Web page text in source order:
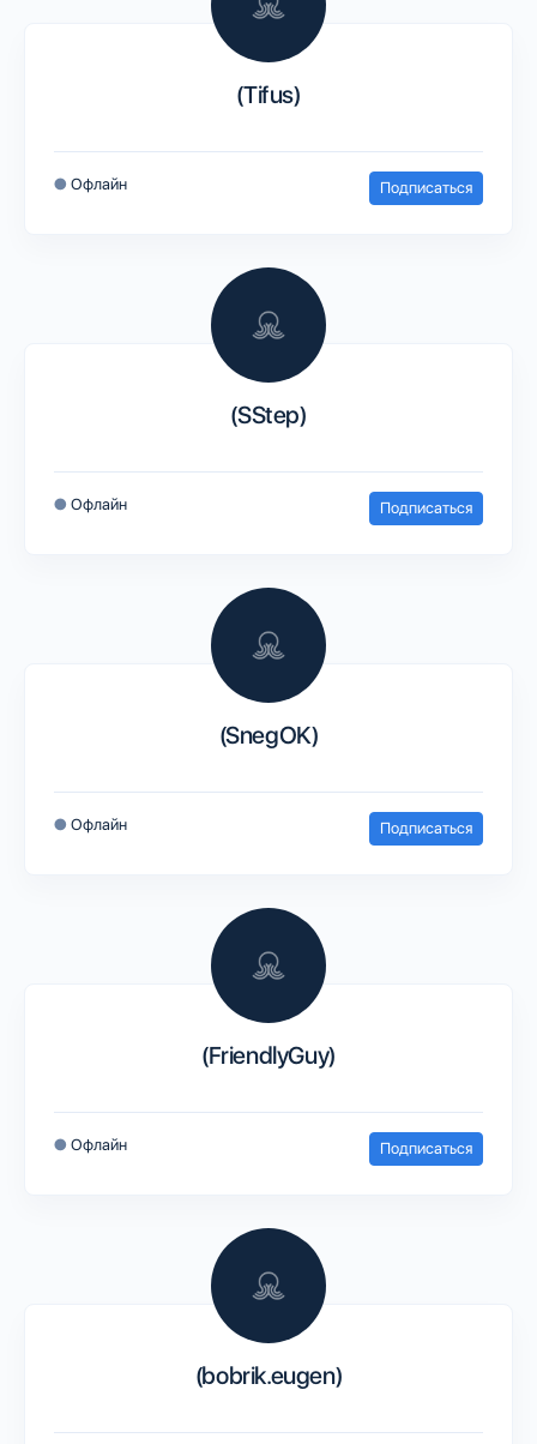
(Tifus)
● Офлайн Подписаться
(SStep)
● Офлайн Подписаться
(SnegOK)
● Офлайн Подписаться
(FriendlyGuy)
● Офлайн Подписаться
(bobrik.eugen)